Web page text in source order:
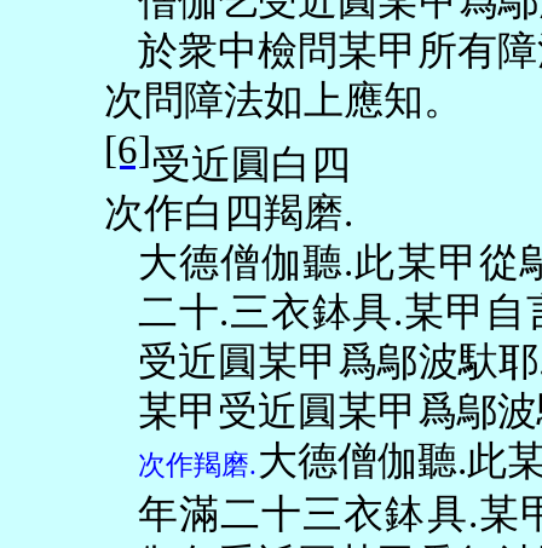
於衆中檢問某甲所有
次問障法如上應知。
[6]受近圓白四
次作白四羯磨.
大德僧伽聽.此某甲從
二十.三衣鉢具.某甲自
受近圓某甲爲鄔波馱耶
某甲受近圓某甲爲鄔
次作羯磨.大德僧伽聽.此
年滿二十三衣鉢具.某